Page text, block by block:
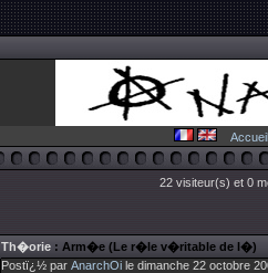
Accueil
22 visiteur(s) et 0
Th�orie : Arm�e (Le r�le v�ritable de l�)
Postï¿½ par AnarchOi le dimanche 22 octobre